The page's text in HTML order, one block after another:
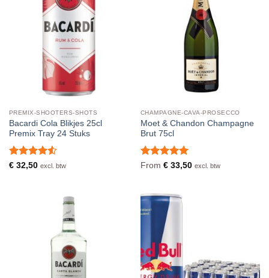
PREMIX-SHOOTERS-SHOTS
Bacardi Cola Blikjes 25cl
Premix Tray 24 Stuks
Waardering
€32,50 excl. btw
CHAMPAGNE-CAVA-PROSECCO
Moet & Chandon Champagne
Brut 75cl
Waardering
From €33,50 excl. btw